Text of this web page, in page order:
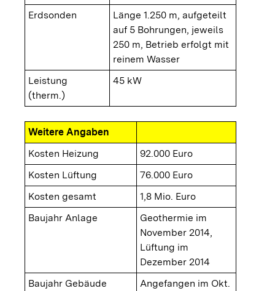
Erdsonden
Länge 1.250 m, aufgeteilt
auf 5 Bohrungen, jeweils
250 m, Betrieb erfolgt mit
reinem Wasser
Leistung
(therm.)
45 kW
Weitere Angaben
Kosten Heizung
92.000 Euro
Kosten Lüftung
76.000 Euro
Kosten gesamt
1,8 Mio. Euro
Baujahr Anlage
Geothermie im
November 2014,
Lüftung im
Dezember 2014
Baujahr Gebäude
Angefangen im Okt.